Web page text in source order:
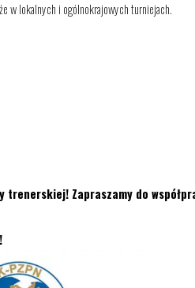
w lokalnych i ogólnokrajowych turniejach.
Zapraszamy do